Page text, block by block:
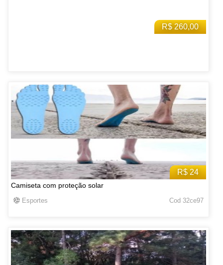
R$ 260,00
R$ 24
Camiseta com proteção solar
Esportes Cod 32ce97